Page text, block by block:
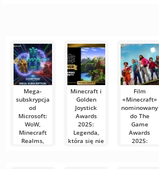
Mega-
subskrypcja
od
Microsoft:
WoW,
Minecraft
Realms,
Minecraft i
Golden
Joystick
Awards
2025:
Legenda,
która się nie
Film
«Minecraft»
nominowany
do The
Game
Awards
2025: